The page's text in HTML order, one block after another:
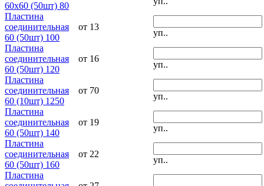
60х60 (50шт) 80
Пластина
соединительная
60 (50шт) 100
от 13
уп..
Пластина
соединительная
60 (50шт) 120
от 16
уп..
Пластина
соединительная
60 (10шт) 1250
от 70
уп..
Пластина
соединительная
60 (50шт) 140
от 19
уп..
Пластина
соединительная
60 (50шт) 160
от 22
уп..
Пластина